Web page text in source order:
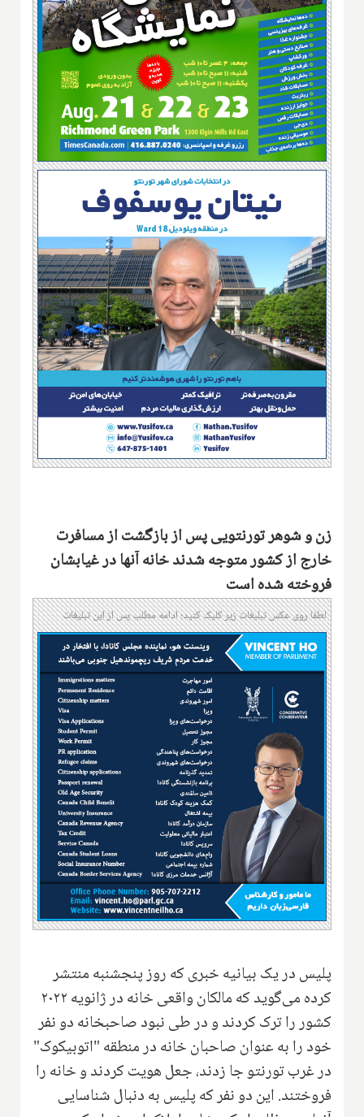
زن و شوهر تورنتویی پس از بازگشت از مسافرت
خارج از کشور متوجه شدند خانه آنها در غیابشان
فروخته شده است
لطفا روی عکس تبلیغات زیر کلیک کنید؛ ادامه مطلب پس از این تبلیغات
پلیس در یک بیانیه خبری که روز پنجشنبه منتشر
کرده می‌گوید که مالکان واقعی خانه در ژانویه ۲۰۲۲
کشور را ترک کردند و در طی نبود صاحبخانه دو نفر
خود را به عنوان صاحبان خانه در منطقه "اتوبیکوک"
در غرب تورنتو جا زدند، جعل هویت کردند و خانه را
فروختند. این دو نفر که پلیس به دنبال شناسایی